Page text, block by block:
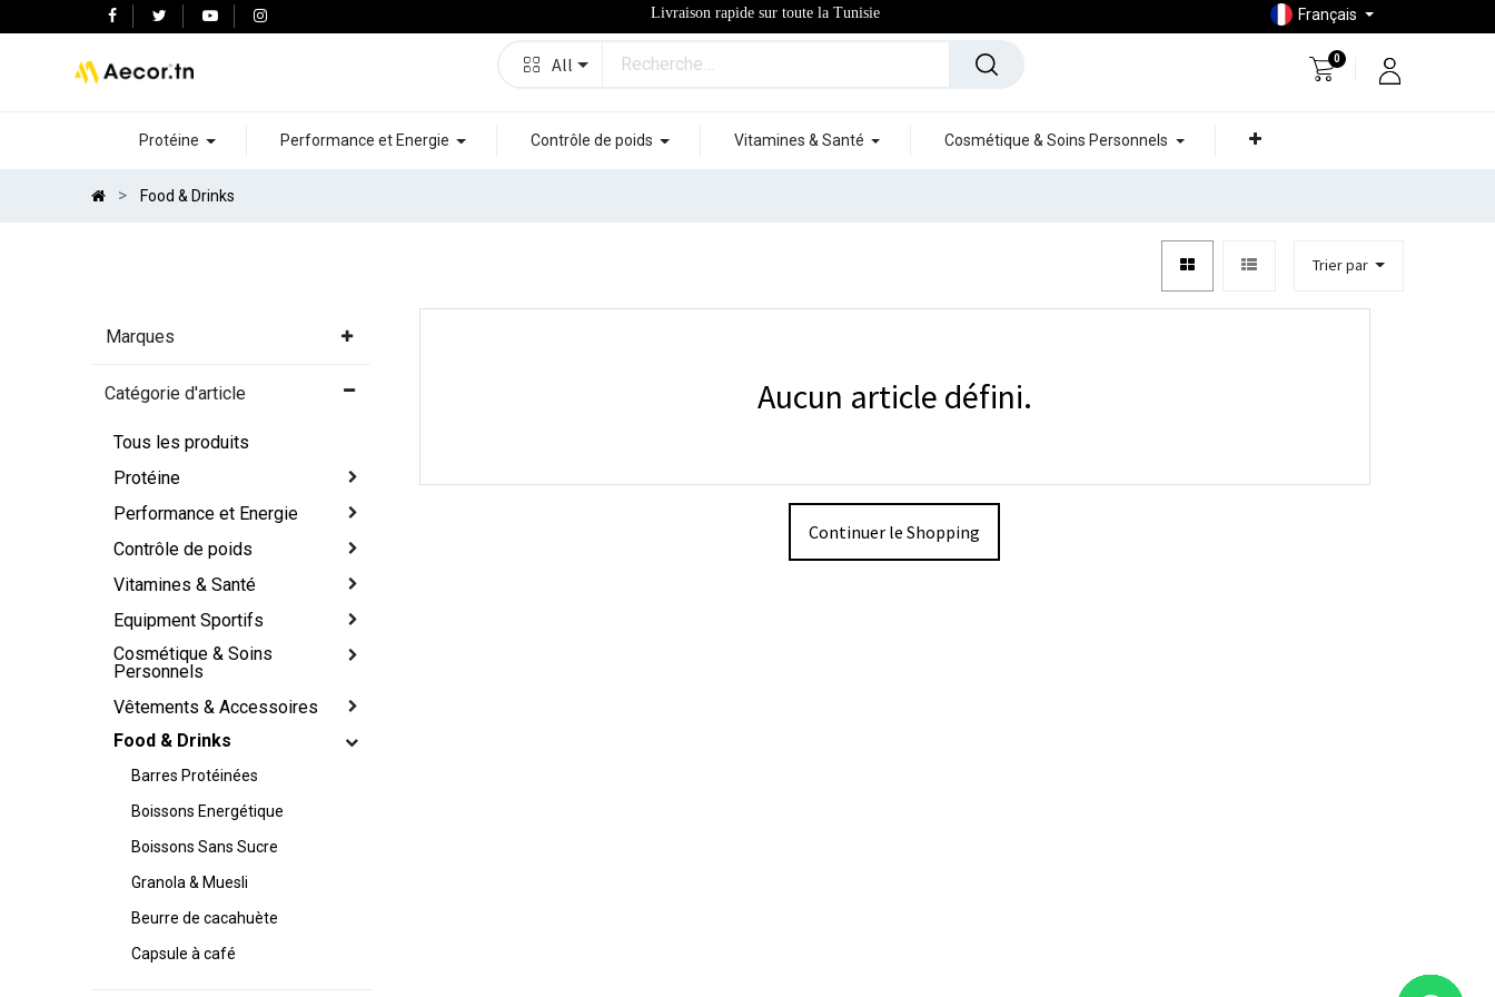
Livraison rapide sur toute la Tunisie Français
All 0
Protéine Performance et Energie Contrôle de poids Vitamines & Santé Cosmétique & Soins Personnels
Food & Drinks
Trier par
Marques
Catégorie d'article
Tous les produits
Protéine
Performance et Energie
Contrôle de poids
Vitamines & Santé
Equipment Sportifs
Cosmétique & Soins
Personnels
Vêtements & Accessoires
Food & Drinks
Barres Protéinées
Boissons Energétique
Boissons Sans Sucre
Granola & Muesli
Beurre de cacahuète
Capsule à café
Aucun article défini.
Continuer le Shopping